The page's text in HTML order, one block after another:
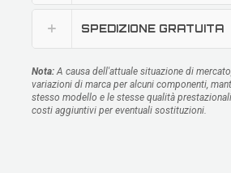
SPEDIZIONE GRATUITA
Nota:A causa dell'attuale situazione di
variazioni di marca per alcuni componenti,
stesso modello e le stesse qualità
costi aggiuntivi per eventuali sostituzioni.